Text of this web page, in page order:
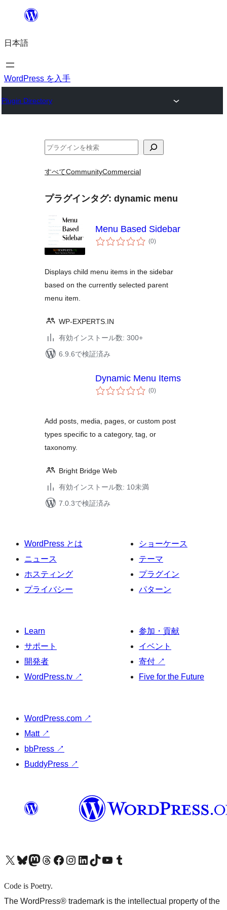
を
ス
キ
プ
日本語
WordPress を入手
Plugin Directory
検
すべてCommunityCommercial
プラグインタグ: dynamic menu
Menu Based Sidebar
(0個
の)
Displays child menu items in the sidebar
based on the currently selected parent
menu item.
WP-EXPERTS.IN
有効インストール数: 300+
6.9.6で検証済み
Dynamic Menu Items
(0個
の)
Add posts, media, pages, or custom post
types specific to a category, tag, or
taxonomy.
Bright Bridge Web
有効インストール数: 10未満
7.0.3で検証済み
WordPress とは
ニュース
ホスティング
プライバシー
ショーケース
テーマ
プラグイン
パターン
Learn
サポート
開発者
WordPress.tv ↗
参加・貢献
イベント
寄付 ↗
Five for the Future
WordPress.com ↗
Matt ↗
bbPress ↗
BuddyPress ↗
X (旧 Twitter) アカウントへBluesky アカウントへMastodon アカウントへThreads アカウントへ Facebook ページへInstagram アカウントへ LinkedIn アカウントへTikTok アカウントへYouTube チャンネルへ Tumblr アカウントへ
Code is Poetry.
The WordPress® trademark is the intellectual property of the